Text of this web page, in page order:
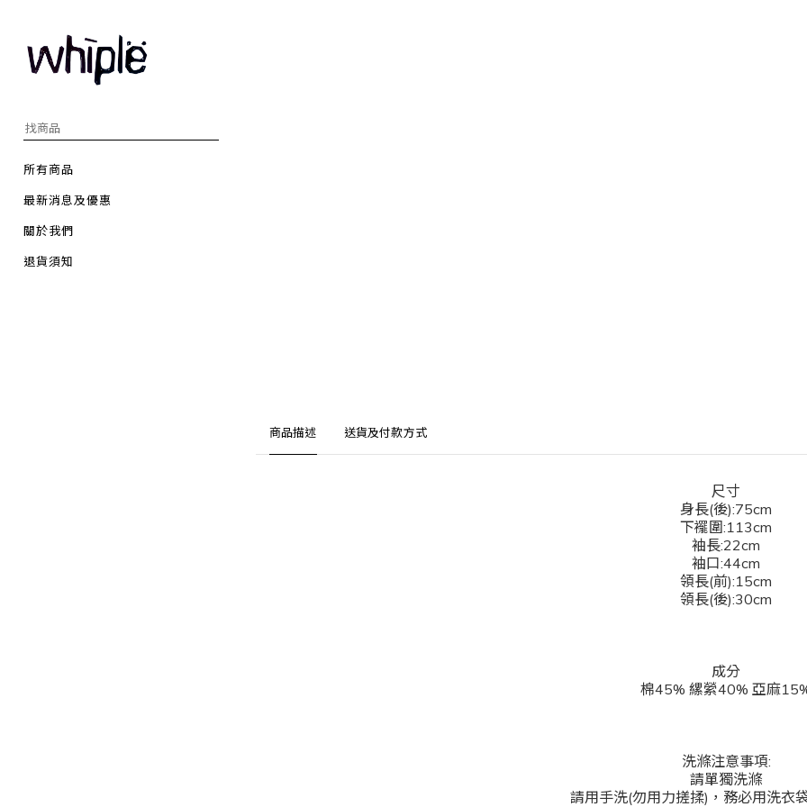
所有商品
最新消息及優惠
關於我們
退貨須知
商品描述 送貨及付款方式
尺寸
身長(後):75cm
下襬圍:113cm
袖長:22cm
袖口:44cm
領長(前):15cm
領長(後):30cm
成分
棉45% 縲縈40% 亞麻
洗滌注意事項:
請單獨洗滌
請用手洗(勿用力搓揉)，務必用洗衣